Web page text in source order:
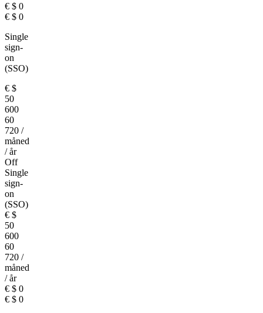
€ $ 0
€ $ 0
Single
sign-
on
(SSO)
€ $
50
600
60
720 /
måned
/ år
Off
Single
sign-
on
(SSO)
€ $
50
600
60
720 /
måned
/ år
€ $ 0
€ $ 0